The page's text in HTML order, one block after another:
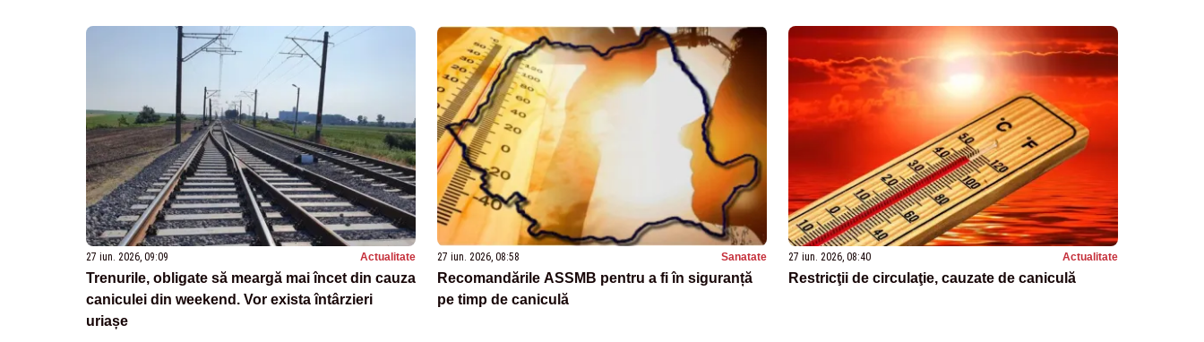
27 iun. 2026, 09:09 Actualitate
Trenurile, obligate să meargă mai încet din cauza
caniculei din weekend. Vor exista întârzieri
uriașe
27 iun. 2026, 08:58 Sanatate
Recomandările ASSMB pentru a fi în siguranță
pe timp de caniculă
27 iun. 2026, 08:40 Actualitate
Restricţii de circulaţie, cauzate de caniculă